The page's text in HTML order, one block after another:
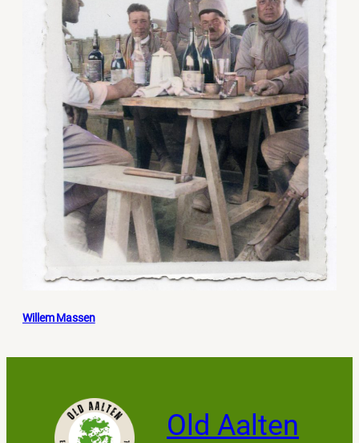
Willem Massen
Old Aalten